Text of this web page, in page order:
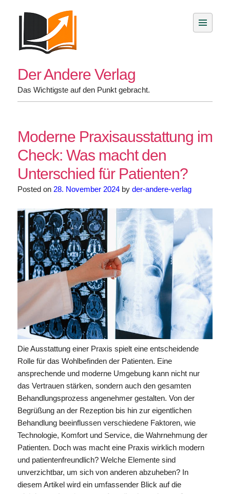
Der Andere Verlag
Das Wichtigste auf den Punkt gebracht.
Moderne Praxisausstattung im
Check: Was macht den
Unterschied für Patienten?
Posted on 28. November 2024by der-andere-verlag
Die Ausstattung einer Praxis spielt eine entscheidende
Rolle für das Wohlbefinden der Patienten. Eine
ansprechende und moderne Umgebung kann nicht nur
das Vertrauen stärken, sondern auch den gesamten
Behandlungsprozess angenehmer gestalten. Von der
Begrüßung an der Rezeption bis hin zur eigentlichen
Behandlung beeinflussen verschiedene Faktoren, wie
Technologie, Komfort und Service, die Wahrnehmung der
Patienten. Doch was macht eine Praxis wirklich modern
und patientenfreundlich? Welche Elemente sind
unverzichtbar, um sich von anderen abzuheben? In
diesem Artikel wird ein umfassender Blick auf die